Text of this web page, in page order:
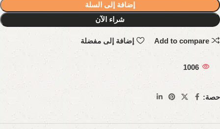
إضافة إلى السلة
شراء الآن
Add to compare إضافة إلى مفضلة
1006
حصة: